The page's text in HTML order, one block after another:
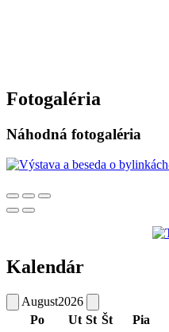
Fotogaléria
Náhodná fotogaléria
Kalendár
August2026
Po
Ut St Št Pia